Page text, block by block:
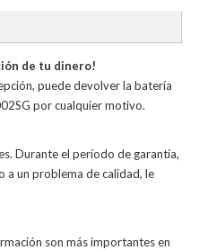
de tu dinero!
puede devolver la batería
por cualquier motivo.
Durante el período de garantía,
a un problema de calidad, le
son más importantes en